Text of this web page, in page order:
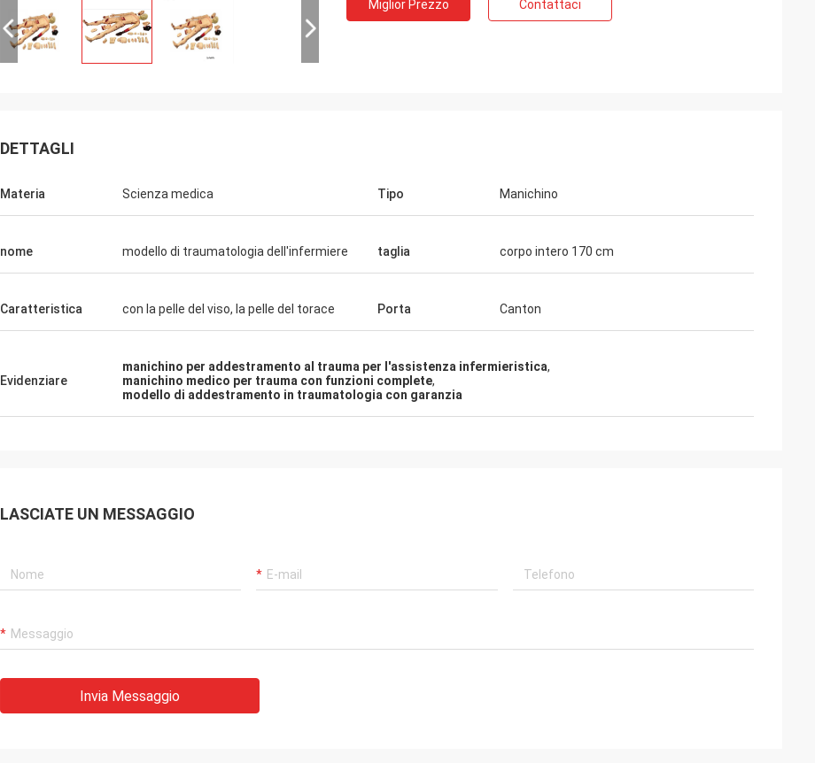
Miglior Prezzo Contattaci
DETTAGLI
Materia Scienza medica Tipo Manichino
nome modello di traumatologia dell'infermiere taglia corpo intero 170 cm
Caratteristica con la pelle del viso, la pelle del torace Porta Canton
Evidenziare
manichino per addestramento al trauma per l'assistenza infermieristica,
manichino medico per trauma con funzioni complete,
modello di addestramento in traumatologia con garanzia
LASCIATE UN MESSAGGIO
Invia Messaggio